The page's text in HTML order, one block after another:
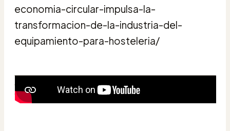
economia-circular-impulsa-la-
transformacion-de-la-industria-del-
equipamiento-para-hosteleria/